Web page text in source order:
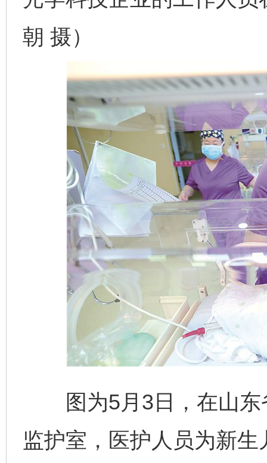
朝 摄）
图为5月3日，在山东
监护室，医护人员为新